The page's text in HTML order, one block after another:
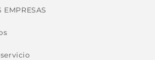
EMPRESAS